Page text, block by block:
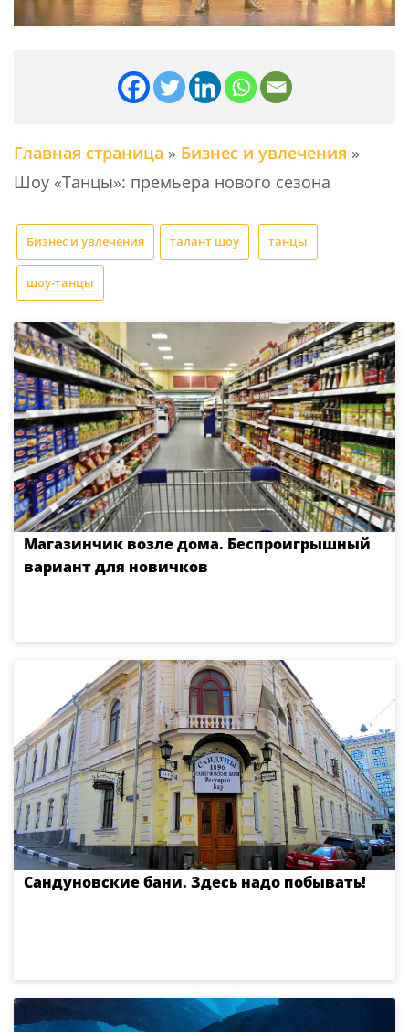
Главная страница » Бизнес и увлечения »
Шоу «Танцы»: премьера нового сезона
Бизнес и увлечения талант шоу танцы
шоу-танцы
Магазинчик возле дома. Беспроигрышный
вариант для новичков
Сандуновские бани. Здесь надо побывать!